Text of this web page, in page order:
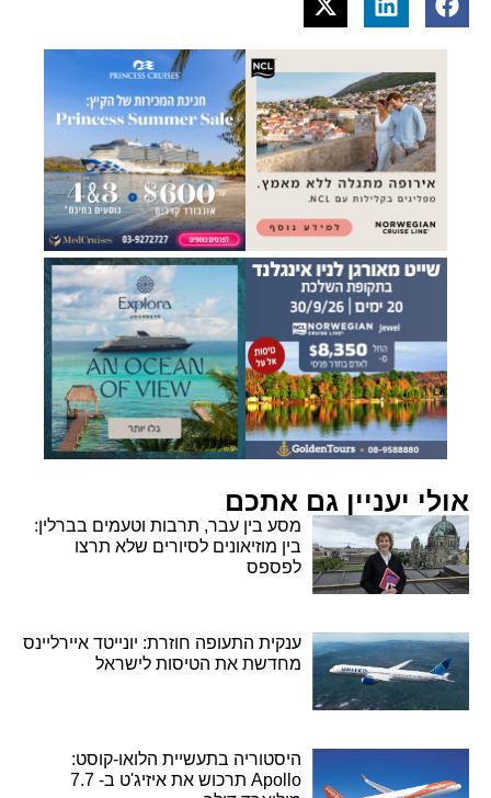
אולי יעניין גם אתכם
מסע בין עבר, תרבות וטעמים בברלין:
בין מוזיאונים לסיורים שלא תרצו
לפספס
ענקית התעופה חוזרת: יונייטד איירליינס
מחדשת את הטיסות לישראל
היסטוריה בתעשיית הלואו-קוסט:
Apollo תרכוש את איזיג'ט ב- 7.7